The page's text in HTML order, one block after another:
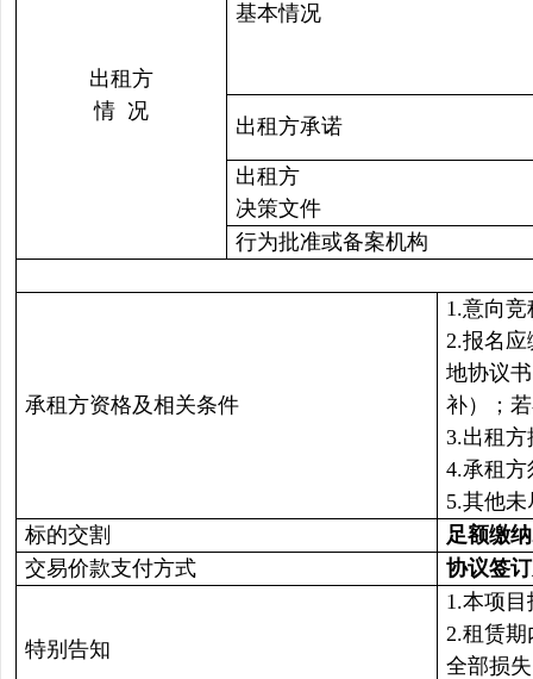
出租方
情 况
基本情况
出租方承诺
出租方
决策文件
行为批准或备案机构
承租方资格及相关条件
1.意向
2.报名
地协议
补）；
3.出租
4.承租
5.其他
标的交割
足额缴
交易价款支付方式
协议签
特别告知
1.本项
2.租赁
全部损